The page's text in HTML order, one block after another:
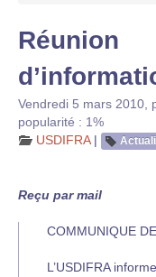
Réunion
Vendredi 5 mars 2010
popularité : 1%
USDIFRA|
Reçu par mail
COMMUNIQUE
L’USDIFRA